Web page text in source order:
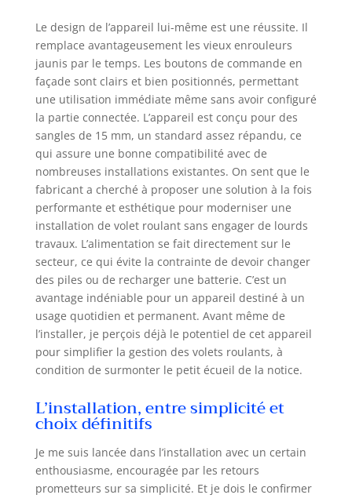
que l'enrouleur de
sangle PURE
connecté se suffise
à lui-même. Il vous
est possible de le
connecter au
système
HOMEPILOT pour le
commander via
l'application du
même nom.
Associé à la Box
maison connectée
premium vous
disposez de
fonctionnalités
complètes depuis
votre smartphone.
INSTALLATION
IDEALE POUR UN
ENROULEUR A MINI
SANGLE :
PURE convient
parfaitement au
enrouleur existant.
Il prend en charge
30 kg pour une
Le design de l’appareil lui-même est une réussite. Il
remplace avantageusement les vieux enrouleurs
jaunis par le temps. Les boutons de commande en
façade sont clairs et bien positionnés, permettant
une utilisation immédiate même sans avoir configuré
la partie connectée. L’appareil est conçu pour des
sangles de 15 mm, un standard assez répandu, ce
qui assure une bonne compatibilité avec de
nombreuses installations existantes. On sent que le
fabricant a cherché à proposer une solution à la fois
performante et esthétique pour moderniser une
installation de volet roulant sans engager de lourds
travaux. L’alimentation se fait directement sur le
secteur, ce qui évite la contrainte de devoir changer
des piles ou de recharger une batterie. C’est un
avantage indéniable pour un appareil destiné à un
usage quotidien et permanent. Avant même de
l’installer, je perçois déjà le potentiel de cet appareil
pour simplifier la gestion des volets roulants, à
condition de surmonter le petit écueil de la notice.
L’installation, entre simplicité et
choix définitifs
Je me suis lancée dans l’installation avec un certain
enthousiasme, encouragée par les retours
prometteurs sur sa simplicité. Et je dois le confirmer